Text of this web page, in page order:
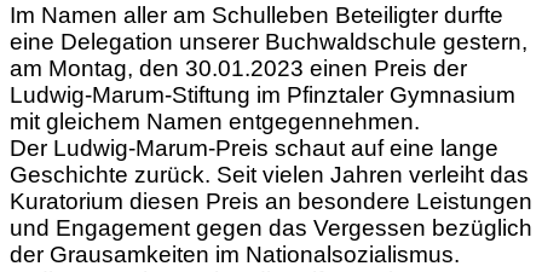
Im Namen aller am Schulleben Beteiligter durfte
eine Delegation unserer Buchwaldschule gestern,
am Montag, den 30.01.2023 einen Preis der
Ludwig-Marum-Stiftung im Pfinztaler Gymnasium
mit gleichem Namen entgegennehmen.
Der Ludwig-Marum-Preis schaut auf eine lange
Geschichte zurück. Seit vielen Jahren verleiht das
Kuratorium diesen Preis an besondere Leistungen
und Engagement gegen das Vergessen bezüglich
der Grausamkeiten im Nationalsozialismus.